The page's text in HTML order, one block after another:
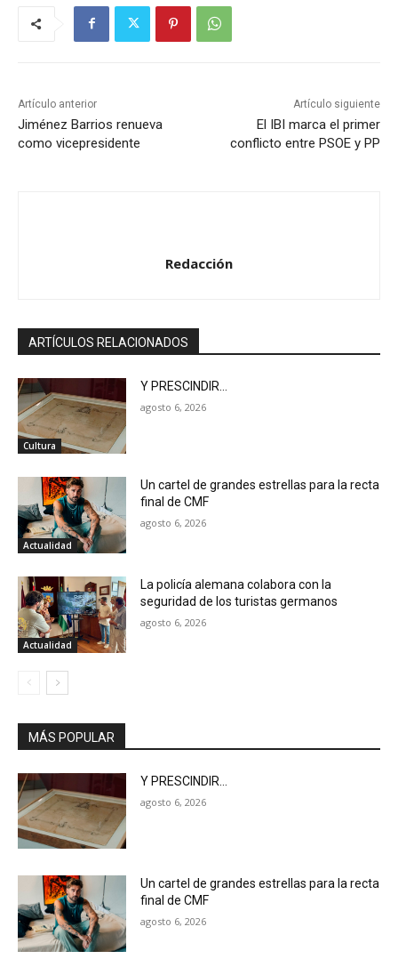
Artículo anterior
Jiménez Barrios renueva
como vicepresidente
Artículo siguiente
El IBI marca el primer
conflicto entre PSOE y PP
Redacción
ARTÍCULOS RELACIONADOS
Cultura
Y PRESCINDIR…
agosto 6, 2026
Actualidad
Un cartel de grandes estrellas para la recta
final de CMF
agosto 6, 2026
Actualidad
La policía alemana colabora con la
seguridad de los turistas germanos
agosto 6, 2026
MÁS POPULAR
Y PRESCINDIR…
agosto 6, 2026
Un cartel de grandes estrellas para la recta
final de CMF
agosto 6, 2026